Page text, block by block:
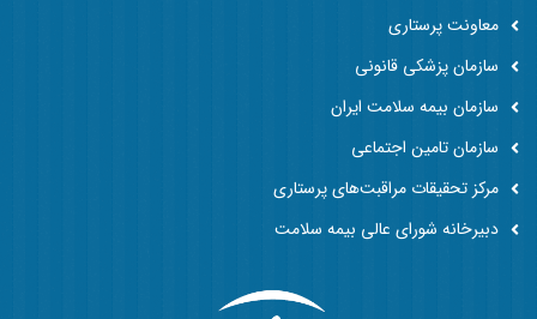
معاونت پرستاری
سازمان پزشکی قانونی
سازمان بیمه سلامت ایران
سازمان تامین اجتماعی
مرکز تحقیقات مراقبت‌های پرستاری
دبیرخانه شورای عالی بیمه سلامت